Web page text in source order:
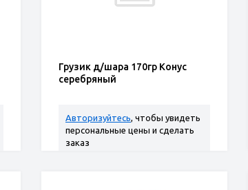
Грузик д/шара 170гр Конус
серебряный
Авторизуйтесь, чтобы увидеть
персональные цены и сделать
заказ